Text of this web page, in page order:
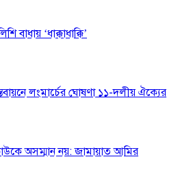
‘ধাক্কাধাক্কি’
লংমার্চের ঘোষণা ১১-দলীয় ঐক্যের
অসম্মান নয়: জামায়াত আমির